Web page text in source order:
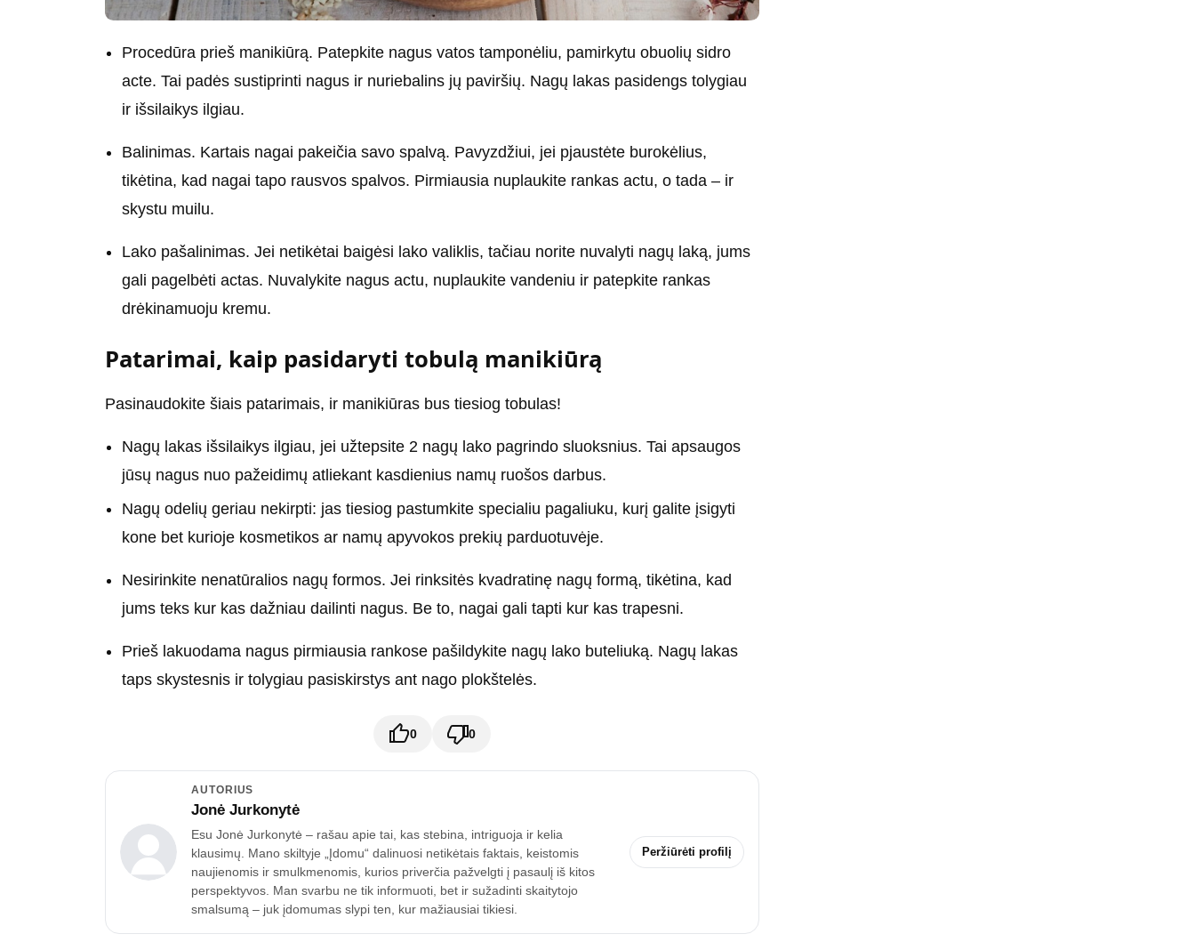
Procedūra prieš manikiūrą. Patepkite nagus vatos tamponėliu, pamirkytu obuolių sidro
acte. Tai padės sustiprinti nagus ir nuriebalins jų paviršių. Nagų lakas pasidengs tolygiau
ir išsilaikys ilgiau.
Balinimas. Kartais nagai pakeičia savo spalvą. Pavyzdžiui, jei pjaustėte burokėlius,
tikėtina, kad nagai tapo rausvos spalvos. Pirmiausia nuplaukite rankas actu, o tada – ir
skystu muilu.
Lako pašalinimas. Jei netikėtai baigėsi lako valiklis, tačiau norite nuvalyti nagų laką, jums
gali pagelbėti actas. Nuvalykite nagus actu, nuplaukite vandeniu ir patepkite rankas
drėkinamuoju kremu.
Patarimai, kaip pasidaryti tobulą manikiūrą
Pasinaudokite šiais patarimais, ir manikiūras bus tiesiog tobulas!
Nagų lakas išsilaikys ilgiau, jei užtepsite 2 nagų lako pagrindo sluoksnius. Tai apsaugos
jūsų nagus nuo pažeidimų atliekant kasdienius namų ruošos darbus.
Nagų odelių geriau nekirpti: jas tiesiog pastumkite specialiu pagaliuku, kurį galite įsigyti
kone bet kurioje kosmetikos ar namų apyvokos prekių parduotuvėje.
Nesirinkite nenatūralios nagų formos. Jei rinksitės kvadratinę nagų formą, tikėtina, kad
jums teks kur kas dažniau dailinti nagus. Be to, nagai gali tapti kur kas trapesni.
Prieš lakuodama nagus pirmiausia rankose pašildykite nagų lako buteliuką. Nagų lakas
taps skystesnis ir tolygiau pasiskirstys ant nago plokštelės.
0 0
AUTORIUS
Jonė Jurkonytė
Esu Jonė Jurkonytė – rašau apie tai, kas stebina, intriguoja ir kelia
klausimų. Mano skiltyje „Įdomu“ dalinuosi netikėtais faktais, keistomis
naujienomis ir smulkmenomis, kurios priverčia pažvelgti į pasaulį iš kitos
perspektyvos. Man svarbu ne tik informuoti, bet ir sužadinti skaitytojo
smalsumą – juk įdomumas slypi ten, kur mažiausiai tikiesi.
Peržiūrėti profilį